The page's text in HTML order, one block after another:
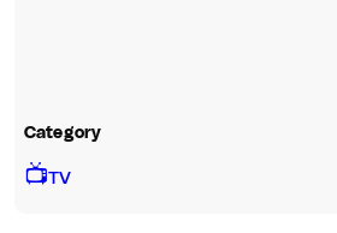
Category
📺TV